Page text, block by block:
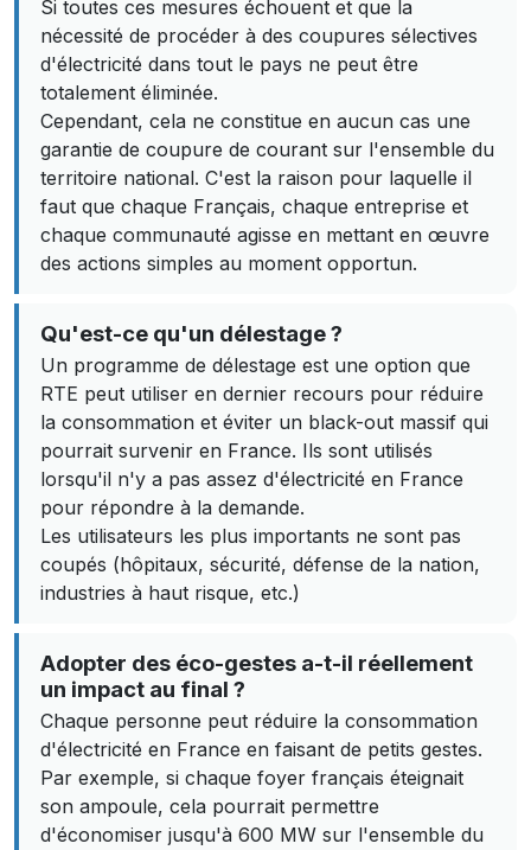
Si toutes ces mesures échouent et que la
nécessité de procéder à des coupures sélectives
d'électricité dans tout le pays ne peut être
totalement éliminée.
Cependant, cela ne constitue en aucun cas une
garantie de coupure de courant sur l'ensemble du
territoire national. C'est la raison pour laquelle il
faut que chaque Français, chaque entreprise et
chaque communauté agisse en mettant en œuvre
des actions simples au moment opportun.
Qu'est-ce qu'un délestage ?
Un programme de délestage est une option que
RTE peut utiliser en dernier recours pour réduire
la consommation et éviter un black-out massif qui
pourrait survenir en France. Ils sont utilisés
lorsqu'il n'y a pas assez d'électricité en France
pour répondre à la demande.
Les utilisateurs les plus importants ne sont pas
coupés (hôpitaux, sécurité, défense de la nation,
industries à haut risque, etc.)
Adopter des éco-gestes a-t-il réellement
un impact au final ?
Chaque personne peut réduire la consommation
d'électricité en France en faisant de petits gestes.
Par exemple, si chaque foyer français éteignait
son ampoule, cela pourrait permettre
d'économiser jusqu'à 600 MW sur l'ensemble du